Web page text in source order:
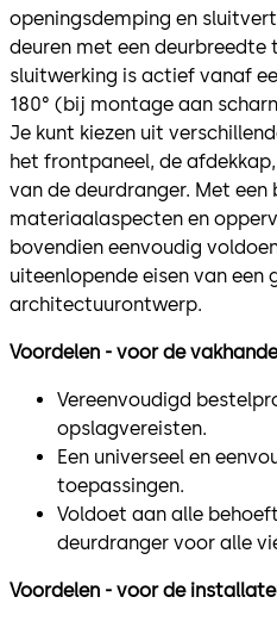
openingsdemping en
deuren met een deurbreedte
sluitwerking is actief vanaf
180° (bij montage aan
Je kunt kiezen uit
het frontpaneel, de
van de deurdranger. Met een
materiaalaspecten en
bovendien eenvoudig
uiteenlopende eisen van een
architectuurontwerp.
Voordelen - voor de
Vereenvoudigd
opslagvereisten.
Een universeel en
toepassingen.
Voldoet aan alle
deurdranger voor alle
Voordelen - voor de